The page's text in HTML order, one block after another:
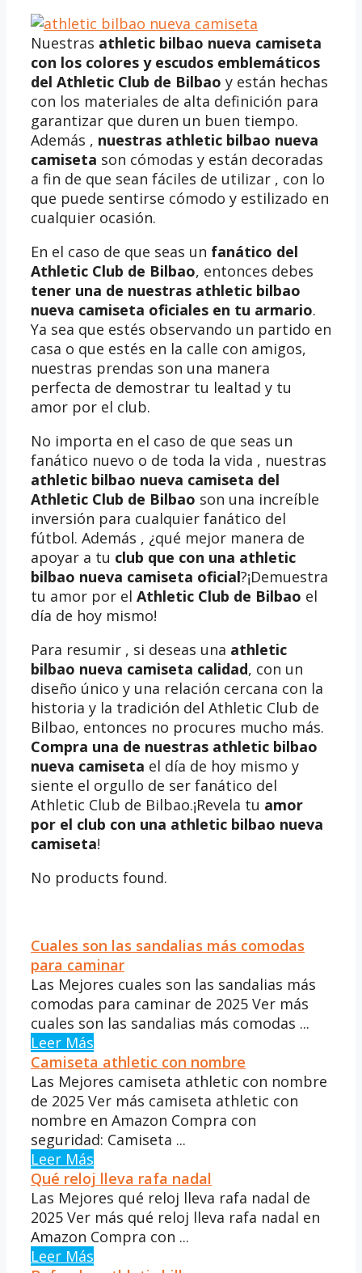
Nuestras athletic bilbao nueva camiseta
con los colores y escudos emblemáticos
del Athletic Club de Bilbao y están hechas
con los materiales de alta definición para
garantizar que duren un buen tiempo.
Además , nuestras athletic bilbao nueva
camiseta son cómodas y están decoradas
a fin de que sean fáciles de utilizar , con lo
que puede sentirse cómodo y estilizado en
cualquier ocasión.
En el caso de que seas un fanático del
Athletic Club de Bilbao, entonces debes
tener una de nuestras athletic bilbao
nueva camiseta oficiales en tu armario.
Ya sea que estés observando un partido en
casa o que estés en la calle con amigos,
nuestras prendas son una manera
perfecta de demostrar tu lealtad y tu
amor por el club.
No importa en el caso de que seas un
fanático nuevo o de toda la vida , nuestras
athletic bilbao nueva camiseta del
Athletic Club de Bilbao son una increíble
inversión para cualquier fanático del
fútbol. Además , ¿qué mejor manera de
apoyar a tu club que con una athletic
bilbao nueva camiseta oficial?¡Demuestra
tu amor por el Athletic Club de Bilbao el
día de hoy mismo!
Para resumir , si deseas una athletic
bilbao nueva camiseta calidad, con un
diseño único y una relación cercana con la
historia y la tradición del Athletic Club de
Bilbao, entonces no procures mucho más.
Compra una de nuestras athletic bilbao
nueva camiseta el día de hoy mismo y
siente el orgullo de ser fanático del
Athletic Club de Bilbao.¡Revela tu amor
por el club con una athletic bilbao nueva
camiseta!
No products found.
Cuales son las sandalias más comodas
para caminar
Las Mejores cuales son las sandalias más
comodas para caminar de 2025 Ver más
cuales son las sandalias más comodas ...
Leer Más
Camiseta athletic con nombre
Las Mejores camiseta athletic con nombre
de 2025 Ver más camiseta athletic con
nombre en Amazon Compra con
seguridad: Camiseta ...
Leer Más
Qué reloj lleva rafa nadal
Las Mejores qué reloj lleva rafa nadal de
2025 Ver más qué reloj lleva rafa nadal en
Amazon Compra con ...
Leer Más